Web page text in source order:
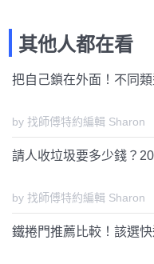
其他人都在看
把自己鎖在外面！不同
by 找師傅特約編輯 Sharon
請人收垃圾要多少錢？
by 找師傅特約編輯 Sharon
鐵捲門推薦比較！該選